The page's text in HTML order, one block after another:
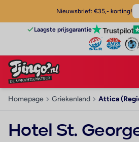
Nieuwsbrief: €35,- korting!
Laagste prijsgarantie
Homepage Griekenland Attica
Hotel St.